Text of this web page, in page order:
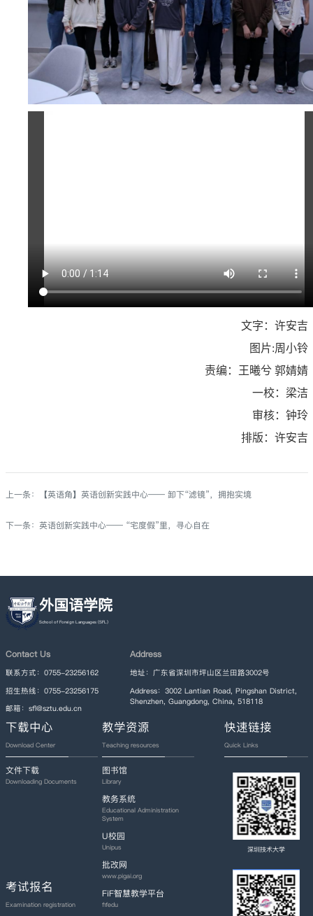
文字：许安吉
图片:周小铃
责编：王曦兮 郭婧婧
一校：梁洁
审核：钟玲
排版：许安吉
上一条： 【英语角】英语创新实践中心—— 卸下“滤镜”，拥抱实境
下一条： 英语创新实践中心—— “宅度假”里，寻心自在
外国语学院
Contact Us
联系方式：0755-23256162
招生热线：0755-23256175
邮箱：sfl@sztu.edu.cn
Address
地址：广东省深圳市坪山区兰田路3002号
Address：3002 Lantian Road, Pingshan District,
Shenzhen, Guangdong, China, 518118
下载中心
Download Center
文件下载
Downloading Documents
教学资源
Teaching resources
图书馆
Library
教务系统
Educational Administration
System
U校园
Unipus
批改网
www.pigai.org
FiF智慧教学平台
fifedu
考试报名
Examination registration
快速链接
Quick Links
深圳技术大学